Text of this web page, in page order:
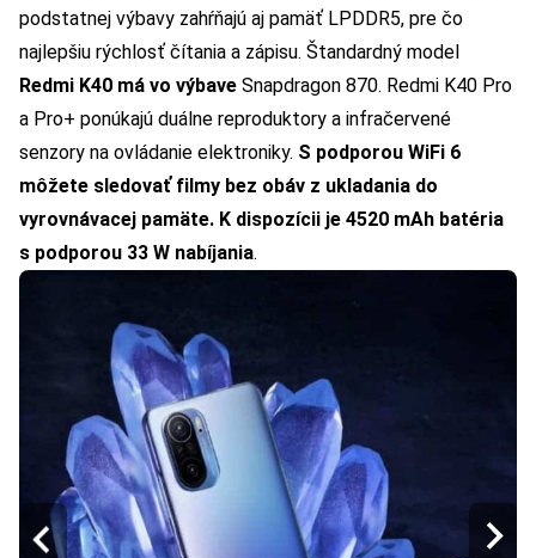
podstatnej výbavy zahŕňajú aj pamäť LPDDR5, pre čo
najlepšiu rýchlosť čítania a zápisu. Štandardný model
Redmi K40 má vo výbave Snapdragon 870. Redmi K40 Pro
a Pro+ ponúkajú duálne reproduktory a infračervené
senzory na ovládanie elektroniky. S podporou WiFi 6
môžete sledovať filmy bez obáv z ukladania do
vyrovnávacej pamäte. K dispozícii je 4520 mAh batéria
s podporou 33 W nabíjania.